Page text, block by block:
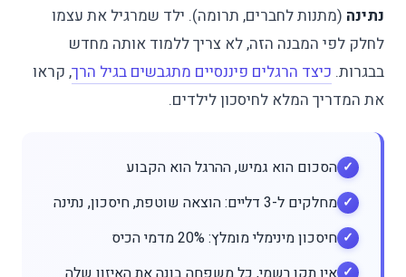
נתינה (מתנות לחברים, תרומה). ילד שמרגיל את עצמו
לחלק לפי המבנה הזה, לא צריך ללמוד אותה מחדש
בבגרות. כיצד הרגלים פיננסיים מתגבשים בגיל הרך, קראו
את המדריך המלא לחיסכון לילדים.
הסכום הוא גמיש, ההרגל הוא הקבוע
מחלקים ל-3 דליים: הוצאה שוטפת, חיסכון, נתינה
חיסכון מינימלי מומלץ: 20% מדמי הכיס